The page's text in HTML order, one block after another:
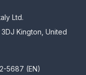
Ltd.
Kington, United
5687 (EN)